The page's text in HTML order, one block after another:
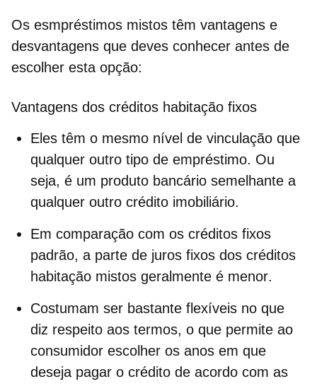
Os esmpréstimos mistos têm vantagens e
desvantagens que deves conhecer antes de
escolher esta opção:
Vantagens dos créditos habitação fixos
Eles têm o mesmo nível de vinculação que
qualquer outro tipo de empréstimo. Ou
seja, é um produto bancário semelhante a
qualquer outro crédito imobiliário.
Em comparação com os créditos fixos
padrão, a parte de juros fixos dos créditos
habitação mistos geralmente é menor.
Costumam ser bastante flexíveis no que
diz respeito aos termos, o que permite ao
consumidor escolher os anos em que
deseja pagar o crédito de acordo com as